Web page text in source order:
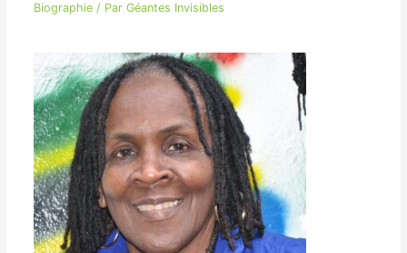
Biographie/ Par Géantes Invisibles